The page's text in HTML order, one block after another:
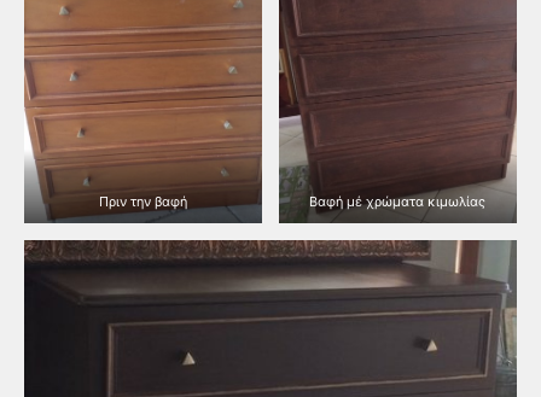
Πριν την βαφή Βαφή μέ χρώματα κιμωλίας